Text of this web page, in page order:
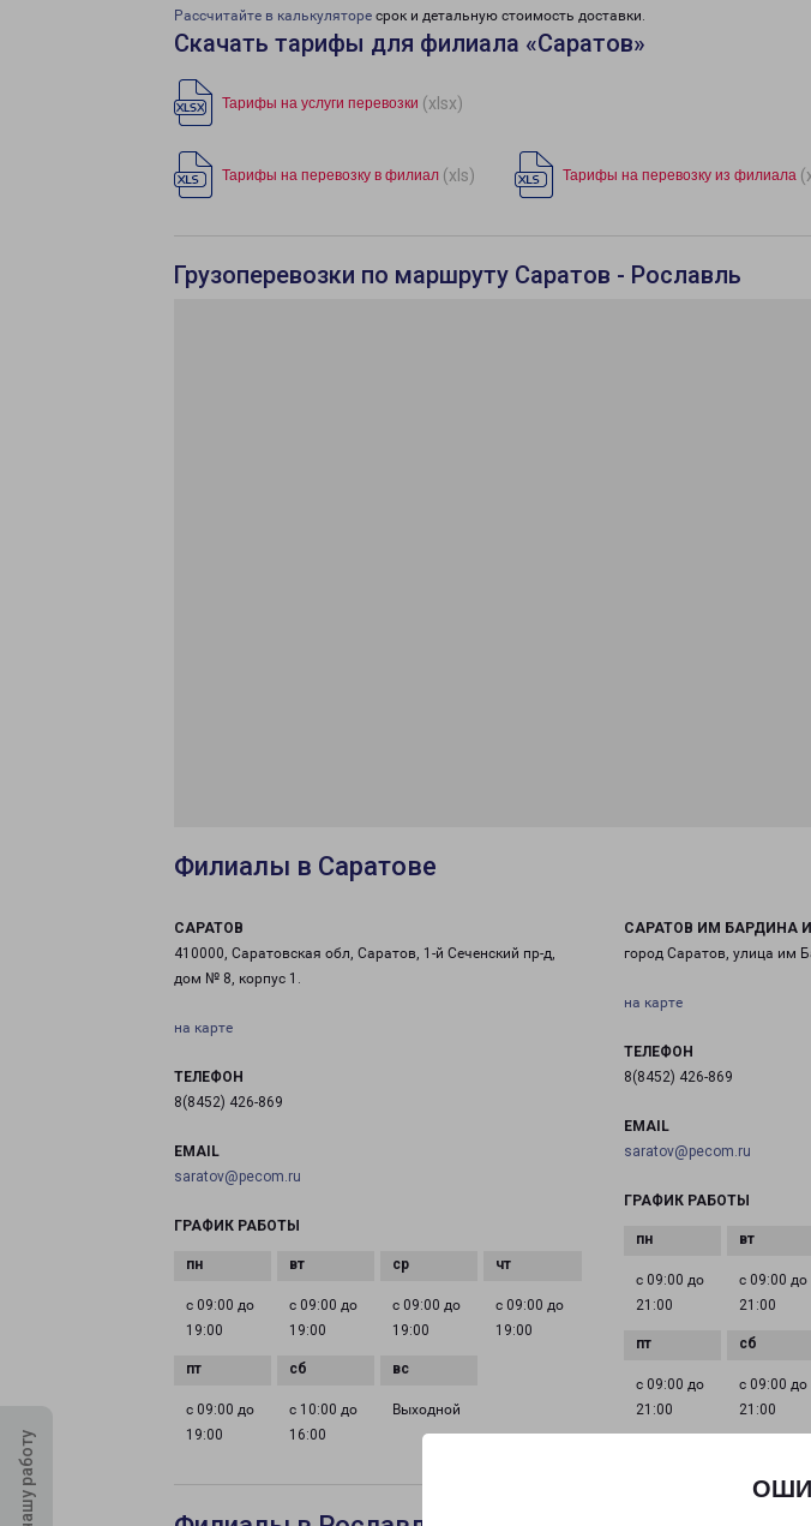
Рассчитайте в калькуляторе срок и детальную стоимость доставки.
Скачать тарифы для филиала «Саратов»
Тарифы на услуги перевозки (xlsx)
Тарифы на перевозку в филиал (xls) Тарифы на перевозку из филиала
Грузоперевозки по маршруту Саратов - Рославль
Филиалы в Саратове
САРАТОВ
410000, Саратовская обл, Саратов, 1-й Сеченский пр-д,
дом № 8, корпус 1.
на карте
ТЕЛЕФОН
8(8452) 426-869
EMAIL
saratov@pecom.ru
ГРАФИК РАБОТЫ
с 09:00 до
19:00
с 09:00 до
19:00
с 09:00 до
19:00
с 09:00 до
19:00
с 09:00 до
19:00
с 10:00 до
16:00
Выходной
САРАТОВ ИМ БАРДИНА
город Саратов, улица им
на карте
ТЕЛЕФОН
8(8452) 426-869
EMAIL
saratov@pecom.ru
ГРАФИК РАБОТЫ
с 09:00 до
21:00
с 09:00 до
21:00
с 09:00 до
21:00
с 09:00 до
21:00